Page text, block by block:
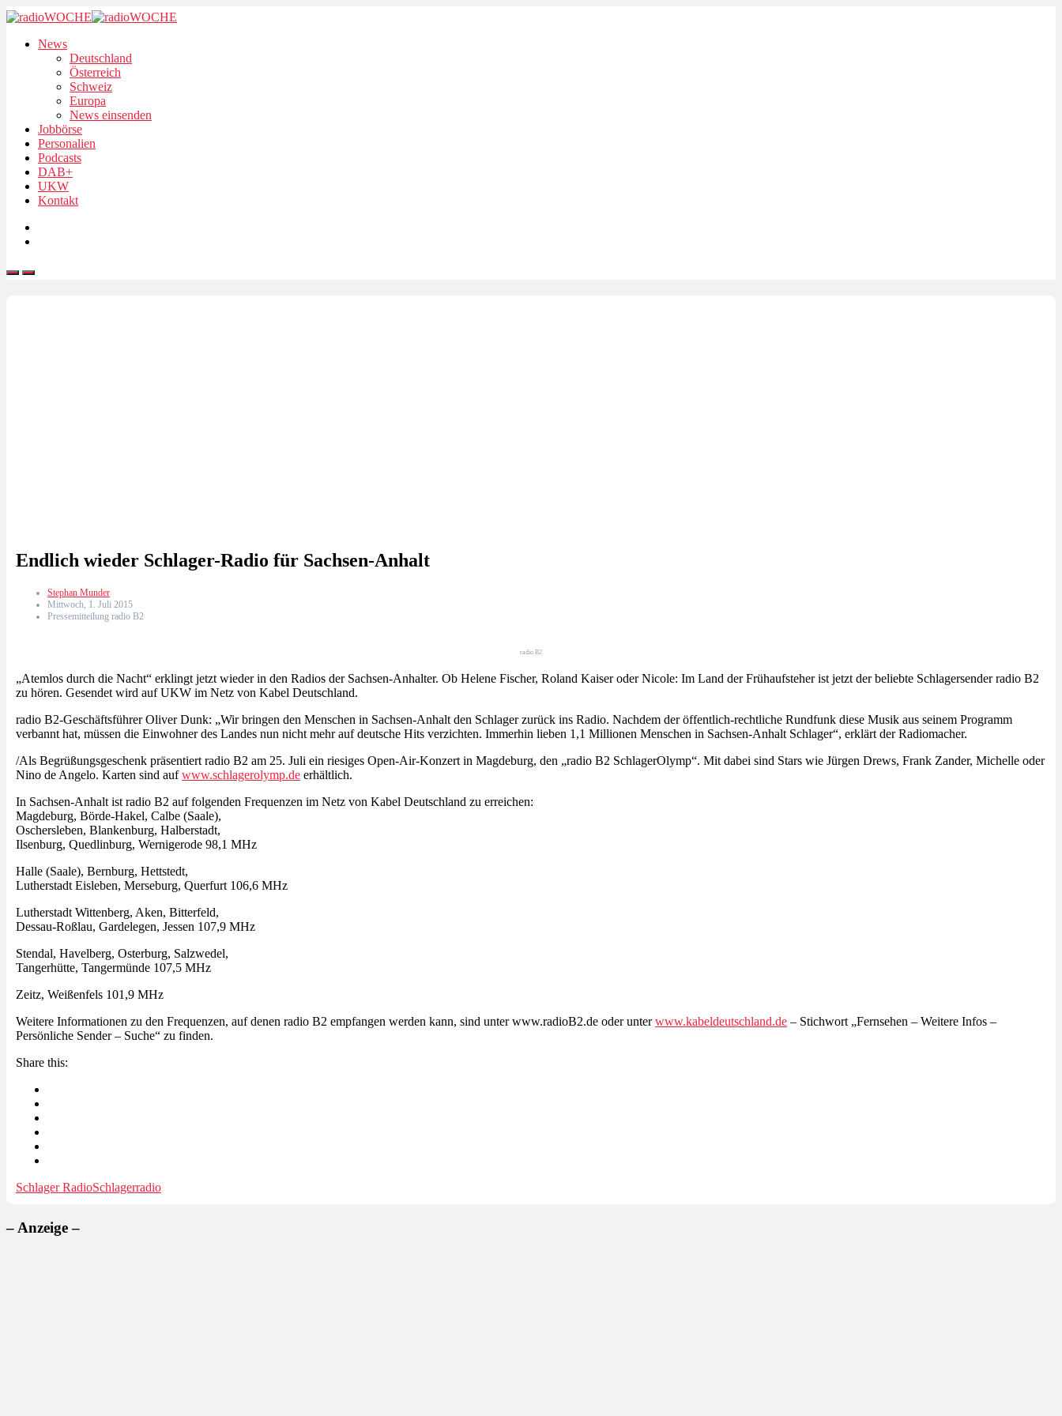
News
Deutschland
Österreich
Schweiz
Europa
News einsenden
Jobbörse
Personalien
Podcasts
DAB+
UKW
Kontakt
Endlich wieder Schlager-Radio für Sachsen-Anhalt
Stephan Munder
Mittwoch, 1. Juli 2015
Pressemitteilung radio B2
radio B2
„Atemlos durch die Nacht“ erklingt jetzt wieder in den Radios der Sachsen-Anhalter. Ob Helene Fischer, Roland Kaiser oder Nicole: Im Land der Frühaufsteher ist jetzt der beliebte Schlagersender radio B2
zu hören. Gesendet wird auf UKW im Netz von Kabel Deutschland.
radio B2-Geschäftsführer Oliver Dunk: „Wir bringen den Menschen in Sachsen-Anhalt den Schlager zurück ins Radio. Nachdem der öffentlich-rechtliche Rundfunk diese Musik aus seinem Programm
verbannt hat, müssen die Einwohner des Landes nun nicht mehr auf deutsche Hits verzichten. Immerhin lieben 1,1 Millionen Menschen in Sachsen-Anhalt Schlager“, erklärt der Radiomacher.
/Als Begrüßungsgeschenk präsentiert radio B2 am 25. Juli ein riesiges Open-Air-Konzert in Magdeburg, den „radio B2 SchlagerOlymp“. Mit dabei sind Stars wie Jürgen Drews, Frank Zander, Michelle oder
Nino de Angelo. Karten sind aufwww.schlagerolymp.de erhältlich.
In Sachsen-Anhalt ist radio B2 auf folgenden Frequenzen im Netz von Kabel Deutschland zu erreichen:
Magdeburg, Börde-Hakel, Calbe (Saale),
Oschersleben, Blankenburg, Halberstadt,
Ilsenburg, Quedlinburg, Wernigerode 98,1 MHz
Halle (Saale), Bernburg, Hettstedt,
Lutherstadt Eisleben, Merseburg, Querfurt 106,6 MHz
Lutherstadt Wittenberg, Aken, Bitterfeld,
Dessau-Roßlau, Gardelegen, Jessen 107,9 MHz
Stendal, Havelberg, Osterburg, Salzwedel,
Tangerhütte, Tangermünde 107,5 MHz
Zeitz, Weißenfels 101,9 MHz
Weitere Informationen zu den Frequenzen, auf denen radio B2 empfangen werden kann, sind unter www.radioB2.de oder unterwww.kabeldeutschland.de – Stichwort „Fernsehen – Weitere Infos –
Persönliche Sender – Suche“ zu finden.
Share this:
Schlager RadioSchlagerradio
– Anzeige –